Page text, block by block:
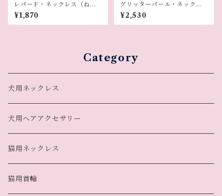
レパード・ネックレス（ねこ
用）
¥1,870
グリッターパール・ネックレ
ス（犬用ネックレス）
¥2,530
Category
犬用ネックレス
犬用ヘアアクセサリー
猫用ネックレス
猫用首輪